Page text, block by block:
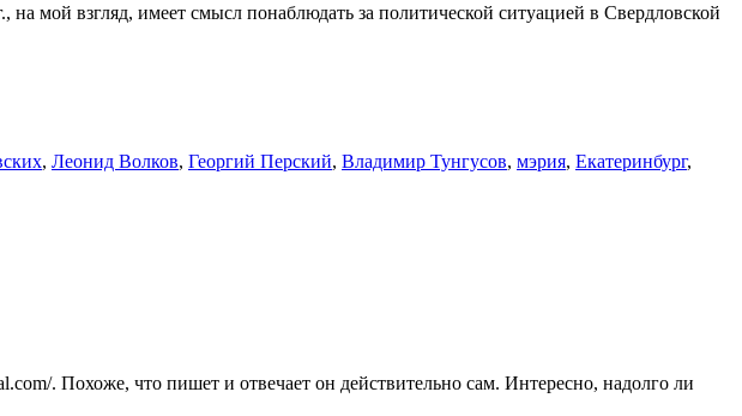
мой взгляд, имеет смысл понаблюдать за политической ситуацией в Свердловской
, Леонид Волков, Георгий Перский, Владимир Тунгусов, мэрия, Екатеринбург,
. Похоже, что пишет и отвечает он действительно сам. Интересно, надолго ли